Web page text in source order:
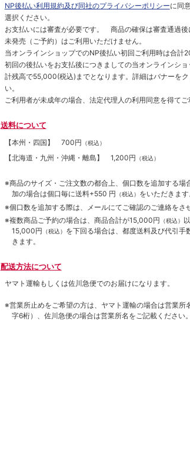
NP後払い利用規約及び同社のプライバシーポリシーに同
選択ください。
お支払いには審査が必要です。 商品の確保は審査通過後
未発売（ご予約）はご利用いただけません。
当オンラインショップでのNP後払い初回ご利用時は合計
初回の後払いをお支払後につきましての当オンラインシ
計残高で55,000(税込)までとなります。詳細はバナーを
い。
ご利用者が未成年の場合、法定代理人の利用同意を得てご
送料について
【本州・四国】 700円 （税込）
【北海道・九州・沖縄・離島】 1,200円 （税込）
※商品のサイズ・ご注文数の都合上、個口数を追加する場
加の場合は個口毎に送料+550 円 （税込） をいただきます
※個口数を追加する際は、メールにてご確認のご連絡をさ
※複数商品ご予約の場合は、商品合計が15,000円 （税込）
15,000円 （税込） を下回る場合は、都度送料及び代引手
きます。
配送方法について
ヤマト運輸もしくは佐川急便でのお届けになります。
※営業所止めをご希望の方は、ヤマト運輸の場合は営業所
字6桁）、佐川急便の場合は営業所名をご記載ください。